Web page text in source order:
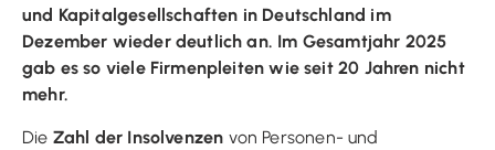
und Kapitalgesellschaften in Deutschland im
Dezember wieder deutlich an. Im Gesamtjahr 2025
gab es so viele Firmenpleiten wie seit 20 Jahren nicht
mehr.
Die Zahl der Insolvenzen von Personen- und